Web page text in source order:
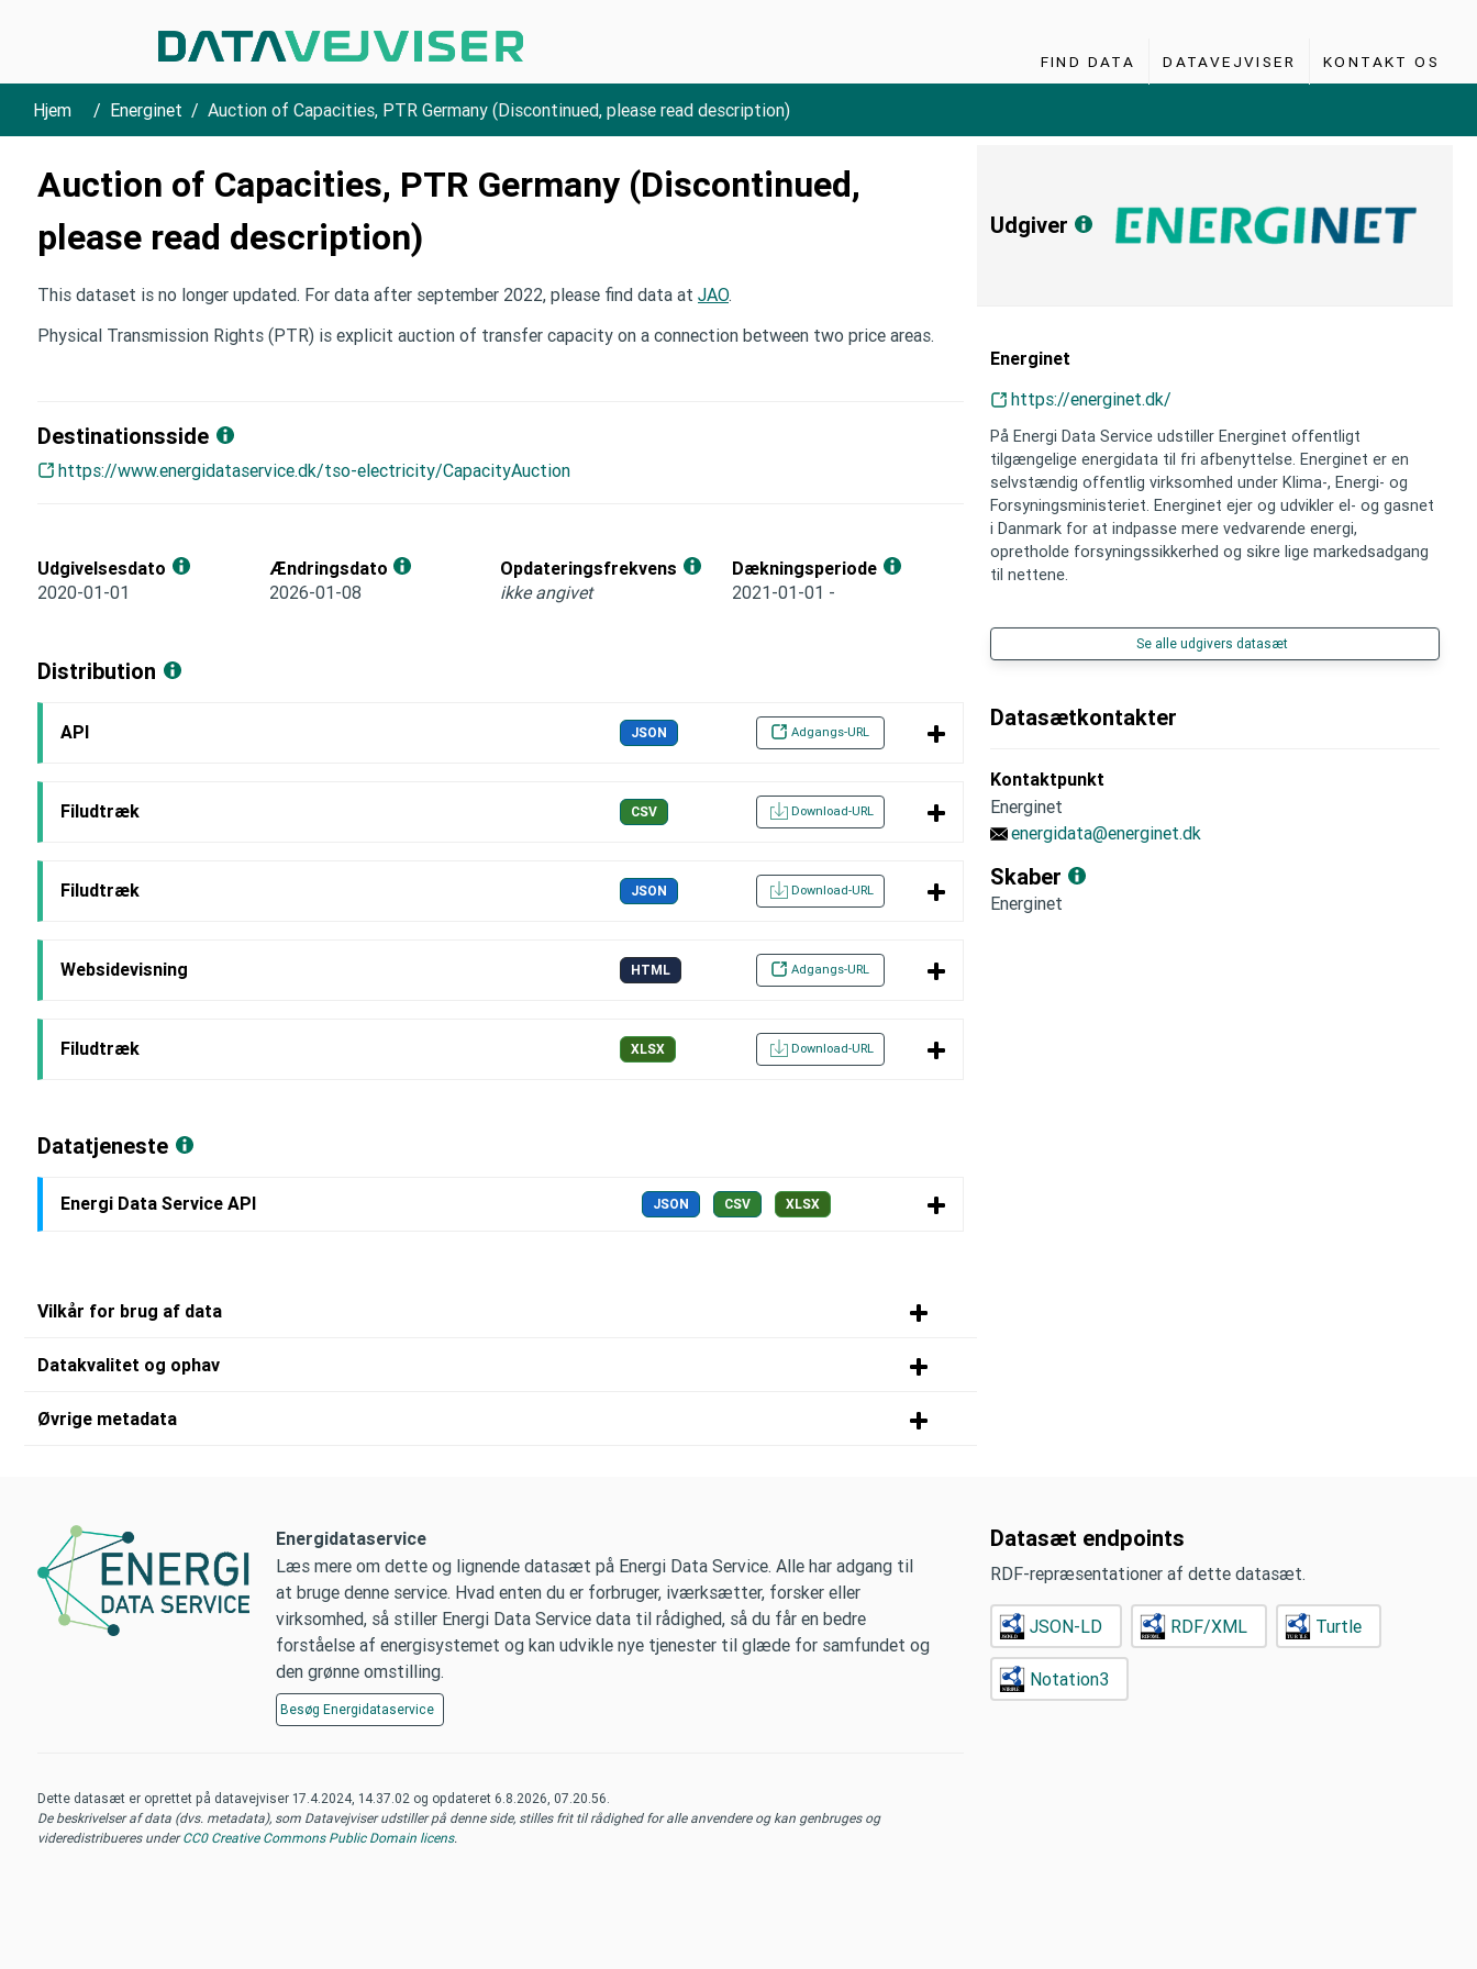
FIND DATA DATAVEJVISER KONTAKT OS
Hjem Energinet Auction of Capacities, PTR Germany (Discontinued, please read description)
Auction of Capacities, PTR Germany (Discontinued,
please read description)
This dataset is no longer updated. For data after september 2022, please find data at JAO.
Physical Transmission Rights (PTR) is explicit auction of transfer capacity on a connection between two price areas.
Destinationsside
https://www.energidataservice.dk/tso-electricity/CapacityAuction
Udgivelsesdato
2020-01-01
Ændringsdato
2026-01-08
Opdateringsfrekvens
ikke angivet
Dækningsperiode
2021-01-01 -
Distribution
API JSON Adgangs-URL
Filudtræk CSV Download-URL
Filudtræk JSON Download-URL
Websidevisning HTML Adgangs-URL
Filudtræk XLSX Download-URL
Datatjeneste
Energi Data Service API JSON CSV XLSX
Vilkår for brug af data
Datakvalitet og ophav
Øvrige metadata
Udgiver
Energinet
https://energinet.dk/
På Energi Data Service udstiller Energinet offentligt
tilgængelige energidata til fri afbenyttelse. Energinet er en
selvstændig offentlig virksomhed under Klima-, Energi- og
Forsyningsministeriet. Energinet ejer og udvikler el- og gasnet
i Danmark for at indpasse mere vedvarende energi,
opretholde forsyningssikkerhed og sikre lige markedsadgang
til nettene.
Se alle udgivers datasæt
Datasætkontakter
Kontaktpunkt
Energinet
energidata@energinet.dk
Skaber
Energinet
Energidataservice
Læs mere om dette og lignende datasæt på Energi Data Service. Alle har adgang til
at bruge denne service. Hvad enten du er forbruger, iværksætter, forsker eller
virksomhed, så stiller Energi Data Service data til rådighed, så du får en bedre
forståelse af energisystemet og kan udvikle nye tjenester til glæde for samfundet og
den grønne omstilling.
Besøg Energidataservice
Dette datasæt er oprettet på datavejviser 17.4.2024, 14.37.02 og opdateret 6.8.2026, 07.20.56
De beskrivelser af data (dvs. metadata), som Datavejviser udstiller på denne side, stilles frit til rådighed for alle anvendere og kan genbruges og
videredistribueres underCC0 Creative Commons Public Domain licens.
Datasæt endpoints
RDF-repræsentationer af dette datasæt.
JSON-LD RDF/XML Turtle
Notation3